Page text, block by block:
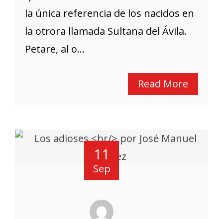
la única referencia de los nacidos en
la otrora llamada Sultana del Ávila.
Petare, al o...
Read More
11
Sep